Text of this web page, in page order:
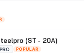
(ST - 20A)
POPULAR